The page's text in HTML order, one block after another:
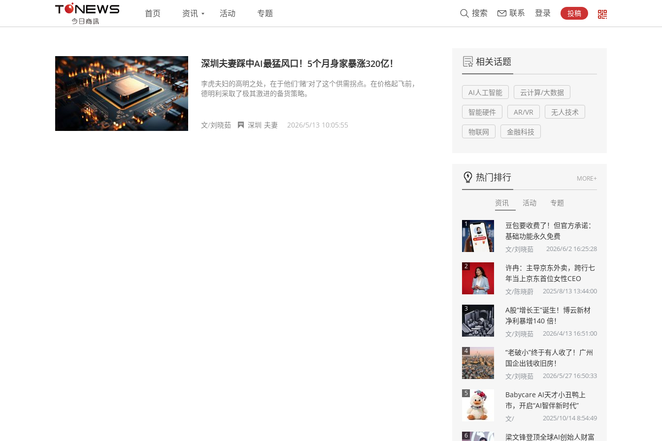
首页 资讯 活动 专题 搜索 联系 登录 投稿
联系 投稿
深圳夫妻踩中AI最猛风口！5个月身家暴涨320亿！
李虎夫妇的高明之处，在于他们“赌”对了这个供需拐点。在价格起飞前，
德明利采取了极其激进的备货策略。
文/刘晓茹 2026/5/13 10:05:55
深圳 夫妻
相关话题
AI人工智能 云计算/大数据
智能硬件 AR/VR 无人技术
物联网 金融科技
热门排行 MORE+
资讯 活动 专题
1
豆包要收费了！但官方承诺：
基础功能永久免费
文/刘晓茹 2026/6/2 16:25:28
2
许冉：主导京东外卖，跨行七
年当上京东首位女性CEO
文/陈晓蔚 2025/8/13 13:44:00
3
A股“增长王”诞生！博云新材
净利暴增140 倍！
文/刘晓茹 2026/4/13 16:51:00
4
“老破小”终于有人收了！广州
国企出钱收旧房！
文/刘晓茹 2026/5/27 16:50:33
5
Babycare AI天才小丑鸭上
市，开启“AI智伴新时代”
文/ 2025/10/14 8:54:49
6 梁文锋登顶全球AI创始人财富